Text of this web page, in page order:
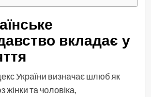
вкладає у
України визначає шлюб як
жінки та чоловіка,